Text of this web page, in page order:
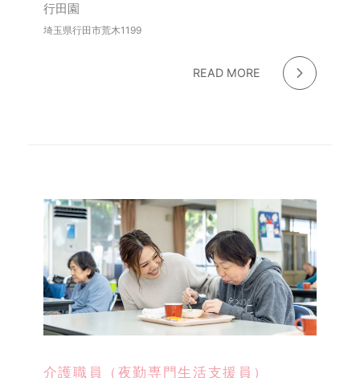
行田園
埼玉県行田市荒木1199
READ MORE
介護職員（夜勤専門生活支援員）